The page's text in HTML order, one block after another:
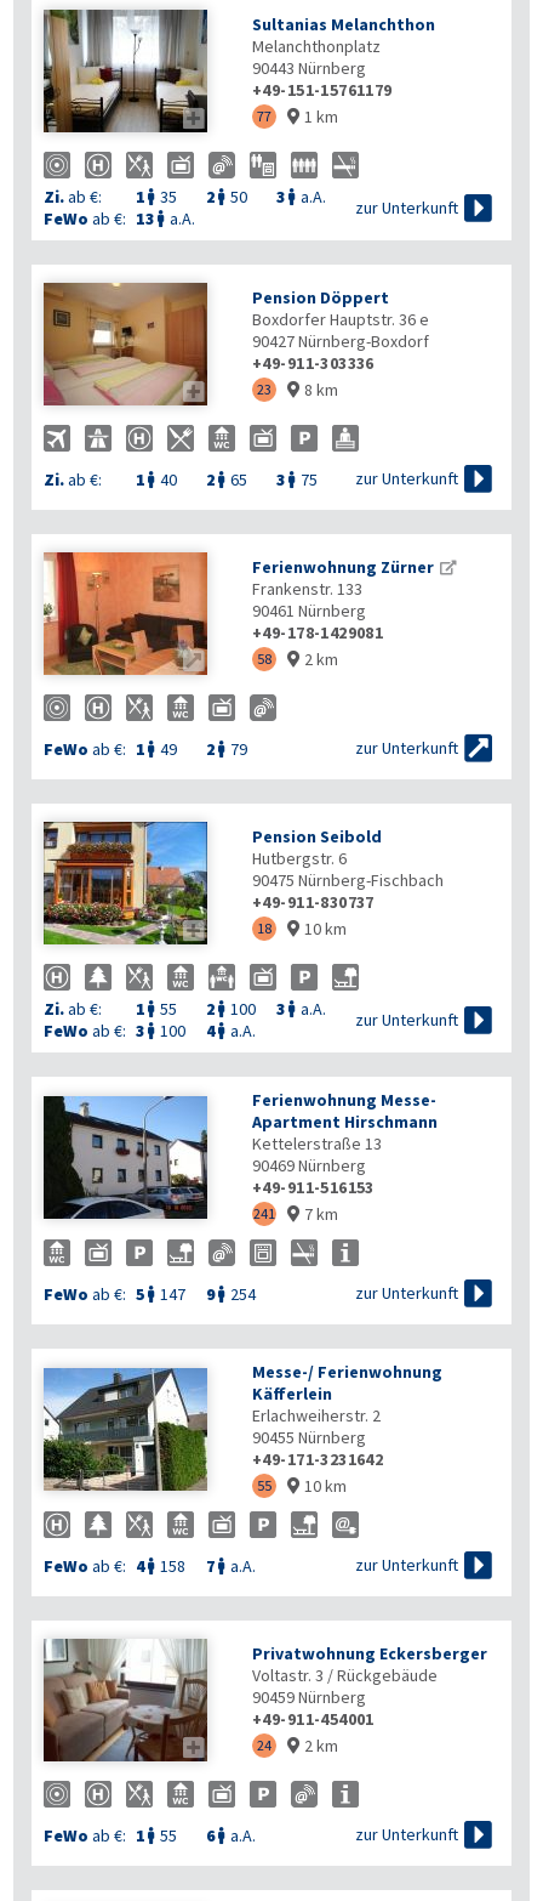

Sultanias Melanchthon
Melanchthonplatz
90443 Nürnberg
+49-151-15761179
77  1 km
Zi.ab €: 1  35 2  50 3  a.A.
FeWo ab €: 13  a.A.
zur Unterkunft 

Pension Döppert
Boxdorfer Hauptstr. 36 e
90427Nürnberg-Boxdorf
+49-911-303336
23  8 km
Zi.ab €: 1  40 2  65 3  75 zur Unterkunft 

Ferienwohnung Zürner
Frankenstr. 133
90461 Nürnberg
+49-178-1429081
58  2 km
FeWo ab €: 1  49 2  79 zur Unterkunft 

Pension Seibold
Hutbergstr. 6
90475 Nürnberg-Fischbach
+49-911-830737
18  10 km
Zi.ab €: 1  55 2  100 3  a.A.
FeWo ab €: 3  100 4 a.A.
zur Unterkunft 
Ferienwohnung Messe-
Apartment Hirschmann
Kettelerstraße 13
90469Nürnberg
+49-911-516153
241  7 km
FeWo ab €: 5  147 9 254 zur Unterkunft 
Messe-/ Ferienwohnung
Käfferlein
Erlachweiherstr. 2
90455 Nürnberg
+49-171-3231642
55  10 km
FeWo ab €: 4 158 7  a.A. zur Unterkunft 

Privatwohnung Eckersberger
Voltastr. 3 / Rückgebäude
90459Nürnberg
+49-911-454001
24  2 km
FeWo ab €: 1  55 6 a.A. zur Unterkunft 